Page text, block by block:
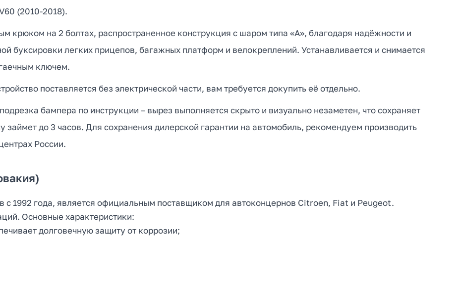
(2010-2018).
крюком на 2 болтах, распространенное конструкция с шаром типа «А», благодаря надёжности и
буксировки легких прицепов, багажных платформ и велокреплений. Устанавливается и снимается
ключем.
поставляется без электрической части, вам требуется докупить её отдельно.
бампера по инструкции – вырез выполняется скрыто и визуально незаметен, что сохраняет
до 3 часов. Для сохранения дилерской гарантии на автомобиль, рекомендуем производить
России.
1992 года, является официальным поставщиком для автоконцернов Citroen, Fiat и Peugeot.
Основные характеристики:
долговечную защиту от коррозии;